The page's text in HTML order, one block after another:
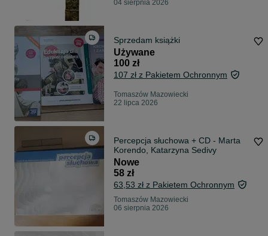
04 sierpnia 2026
Sprzedam książki
Używane
100 zł
107 zł z Pakietem Ochronnym
Tomaszów Mazowiecki
22 lipca 2026
Percepcja słuchowa + CD - Marta
Korendo, Katarzyna Sedivy
Nowe
58 zł
63,53 zł z Pakietem Ochronnym
Tomaszów Mazowiecki
06 sierpnia 2026